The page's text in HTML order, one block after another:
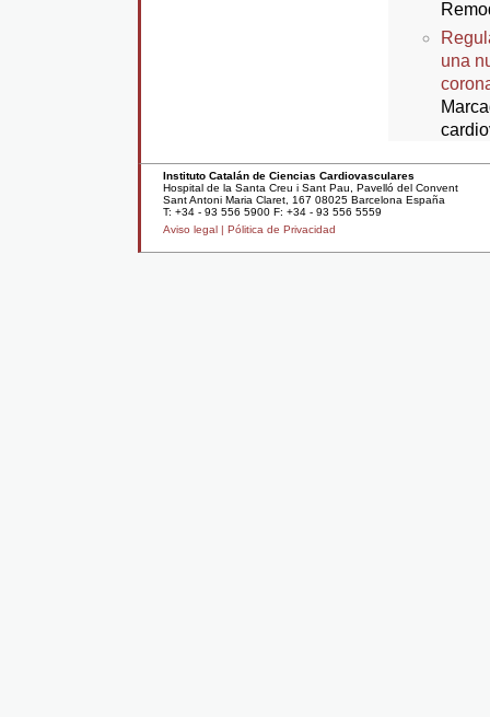
una
Instituto Catalán de Ciencias Cardiovasculares
Hospital de la Santa Creu i Sant Pau, Pavelló del Convent
Sant Antoni Maria Claret, 167 08025 Barcelona España
T: +34 - 93 556 5900 F: +34 - 93 556 5559
Aviso legal | Pólitica de Privacidad